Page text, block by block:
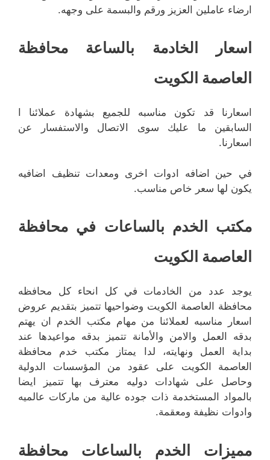
ارضاء عاملين العزيز ورقم والبسمة على وجهه.
اسعار الخادمة بالساعة محافظة
العاصمة الكويت
اسعارنا قد تكون مناسبه للجميع بشهادة عملائنا ا
السابقين ما عليك سوى الاتصال والاستفسار عن
اسعارنا.
في حين اضافه ادوات اخرى ومعدات تنظيف اضافيه
يكون لها سعر خاص مناسب.
مكتب الخدم بالساعات في محافظة
العاصمة الكويت
يوجد عدد من الخادمات في كل انحاء كل محافظه
محافظة العاصمة الكويت وضواحيها تتميز بتقديم عروض
اسعار مناسبه لعملائنا من مهام مكتب الخدم ان يهتم
بدقه العمل والامن والأمانة تتميز بدقه مواعيدها عند
بداية العمل ونهايته، لدا يمتاز مكتب خدم محافظة
العاصمة الكويت على عقود من المؤسسات الدولية
وحاصل على شهادات دوليه معترف بها تتميز ايضا
بالمواد المستخدمة ذات جوده عالية من ماركات عالميه
وادوات نظيفة ومعقمة.
مميزات الخدم بالساعات محافظة